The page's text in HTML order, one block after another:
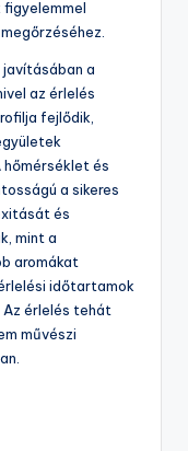
javításában a
az érlelés
fejlődik,
hőmérséklet és
a sikeres
és
mint a
aromákat
időtartamok
Az érlelés tehát
művészi